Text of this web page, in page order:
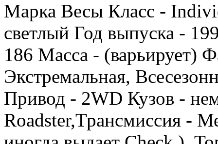
Марка Весы Класс -
светлый Год выпуска -
186 Масса - (варьирует)
Экстремальная,
Привод - 2WD Кузов -
Roadster,Трансмиссия -